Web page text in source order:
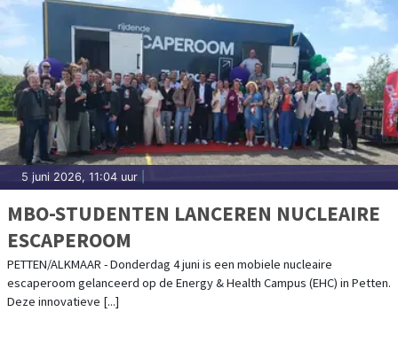
5 juni 2026, 11:04 uur
MBO-STUDENTEN LANCEREN NUCLEAIRE
ESCAPEROOM
PETTEN/ALKMAAR - Donderdag 4 juni is een mobiele nucleaire
escaperoom gelanceerd op de Energy & Health Campus (EHC) in Petten.
Deze innovatieve [...]